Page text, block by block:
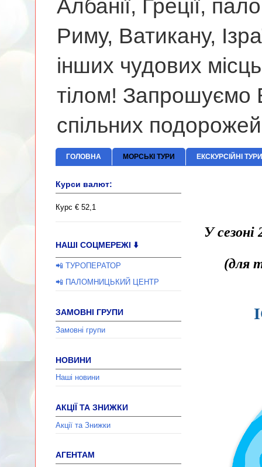
Албанії, Греції,
Риму, Ватикану,
інших чудових
тілом! Запрошуємо
спільних
ГОЛОВНА МОРСЬКІ ТУРИ ЕКСКУРСІЙНІ ТУРИ
У
(для
Курси валют:
Курс € 52,1
НАШІ СОЦМЕРЕЖІ ⬇️
📲 ТУРОПЕРАТОР
📲 ПАЛОМНИЦЬКИЙ ЦЕНТР
ЗАМОВНІ ГРУПИ
Замовні групи
НОВИНИ
Наші новини
АКЦІЇ ТА ЗНИЖКИ
Акції та Знижки
АГЕНТАМ